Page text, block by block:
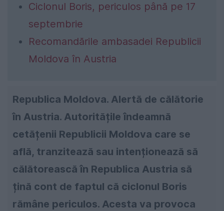
Ciclonul Boris, periculos până pe 17
septembrie
Recomandările ambasadei Republicii
Moldova în Austria
Republica Moldova. Alertă de călătorie
în Austria. Autoritățile îndeamnă
cetățenii Republicii Moldova care se
află, tranzitează sau intenționează să
călătorească în Republica Austria să
țină cont de faptul că ciclonul Boris
rămâne periculos. Acesta va provoca